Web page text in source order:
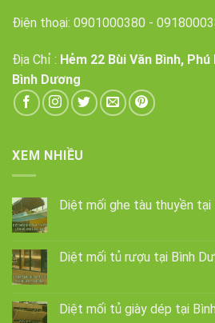
Điện thoại: 0901000380 -
Địa Chỉ : Hẻm 22 Bùi Văn Bình,
Bình Dương
XEM NHIỀU
Diệt mối ghe tàu thuyền tại
Diệt mối tủ rượu tại Bình
Diệt mối tủ giày dép tại